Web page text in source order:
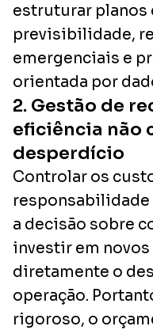
estruturar planos
previsibilidade,
emergenciais e
orientada por
2. Gestão de
eficiência não
desperdício
Controlar os
a decisão sobre
investir em
diretamente o
operação.
rigoroso, o